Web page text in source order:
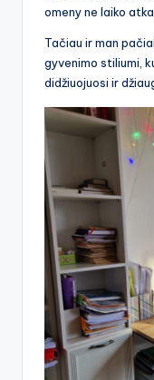
omeny ne laiko
Tačiau ir man
gyvenimo stiliumi,
didžiuojuosi ir